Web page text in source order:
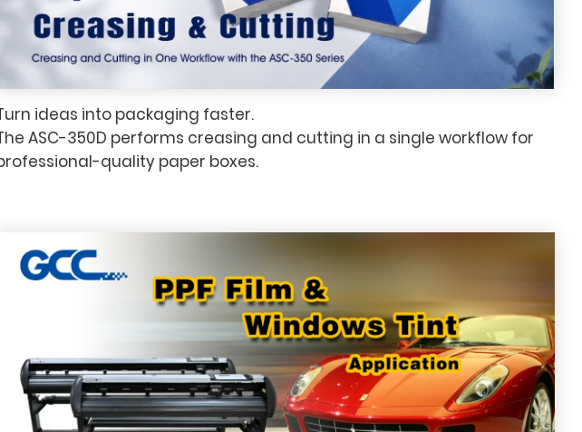
ideas into packaging faster.
ASC-350D performs creasing and cutting in a single workflow for
quality paper boxes.